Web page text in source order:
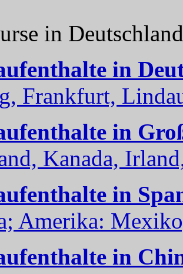
in
in
Frankfurt,
in
Kanada,
in
Amerika:
in